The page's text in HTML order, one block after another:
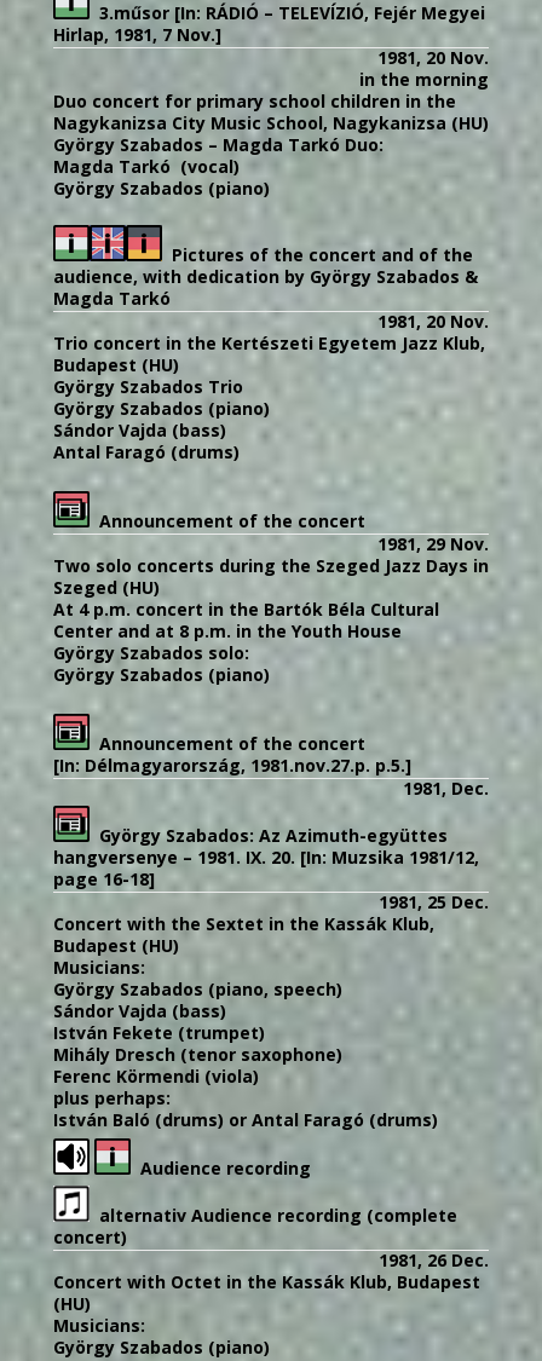
3.műsor [In: RÁDIÓ – TELEVÍZIÓ, Fejér Megyei
Hirlap, 1981, 7 Nov.]
1981, 20 Nov.
in the morning
Duo concert for primary school children in the
Nagykanizsa City Music School, Nagykanizsa (HU)
György Szabados – Magda Tarkó Duo:
Magda Tarkó (vocal)
György Szabados (piano)
Pictures of the concert and of the
audience, with dedication by György Szabados &
Magda Tarkó
1981, 20 Nov.
Trio concert in the Kertészeti Egyetem Jazz Klub,
Budapest (HU)
György Szabados Trio
György Szabados (piano)
Sándor Vajda (bass)
Antal Faragó (drums)
Announcement of the concert
1981, 29 Nov.
Two solo concerts during the Szeged Jazz Days in
Szeged (HU)
At 4 p.m. concert in the Bartók Béla Cultural
Center and at 8 p.m. in the Youth House
György Szabados solo:
György Szabados (piano)
Announcement of the concert
[In: Délmagyarország, 1981.nov.27.p. p.5.]
1981, Dec.
GyörgySzabados: Az Azimuth-együttes
hangversenye – 1981. IX. 20. [In: Muzsika 1981/12,
page 16-18]
1981, 25 Dec.
Concert with the Sextet in the Kassák Klub,
Budapest (HU)
Musicians:
György Szabados (piano, speech)
Sándor Vajda (bass)
István Fekete (trumpet)
Mihály Dresch (tenor saxophone)
Ferenc Körmendi (viola)
plus perhaps:
István Baló (drums) or Antal Faragó (drums)
Audience recording
alternativ Audience recording (complete
concert)
1981, 26 Dec.
Concert with Octet in the Kassák Klub, Budapest
(HU)
Musicians:
György Szabados (piano)